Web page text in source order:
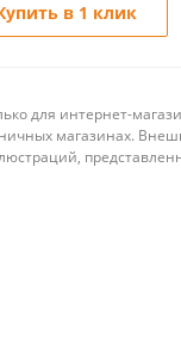
в 1 клик
для интернет-
магазинах.